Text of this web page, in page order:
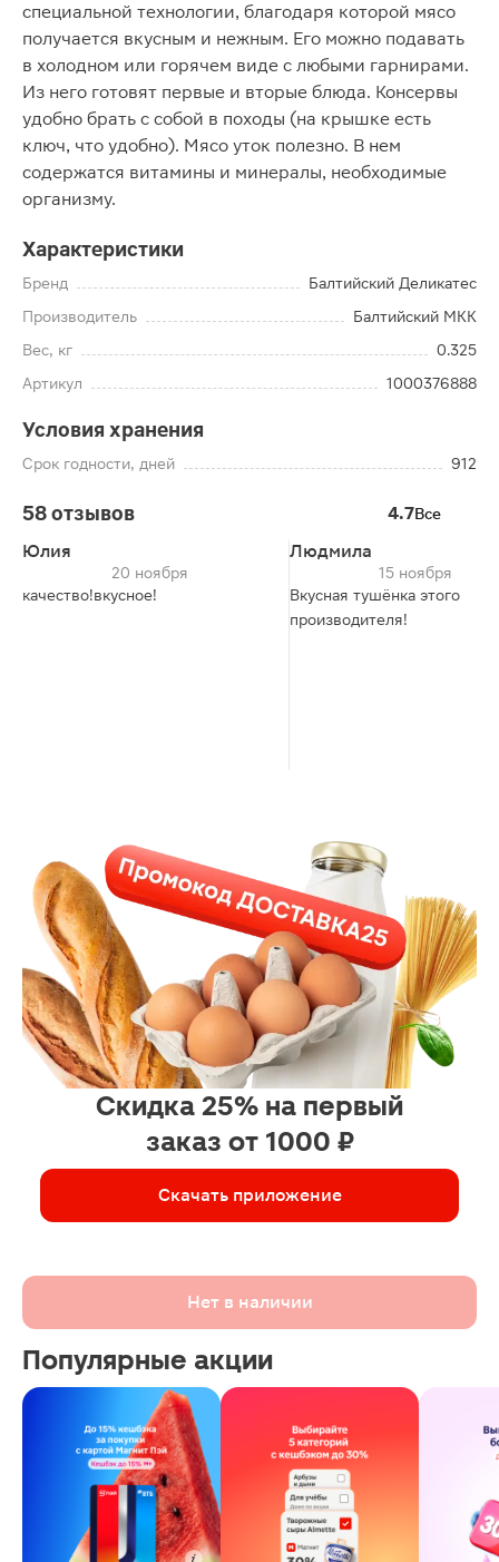
специальной технологии, благодаря которой мясо
получается вкусным и нежным. Его можно подавать
в холодном или горячем виде с любыми гарнирами.
Из него готовят первые и вторые блюда. Консервы
удобно брать с собой в походы (на крышке есть
ключ, что удобно). Мясо уток полезно. В нем
содержатся витамины и минералы, необходимые
организму.
Характеристики
Бренд
Балтийский Деликатес
Производитель
Балтийский МКК
Вес, кг
0.325
Артикул
1000376888
Условия хранения
Срок годности, дней 912
58 отзывов 4.7Все
Юлия
20 ноября
качество!вкусное!
Людмила
15 ноября
Вкусная тушёнка этого
производителя!
Скидка 25% на первый
заказ от 1000 ₽
Скачать приложение
Нет в наличии
Популярные акции